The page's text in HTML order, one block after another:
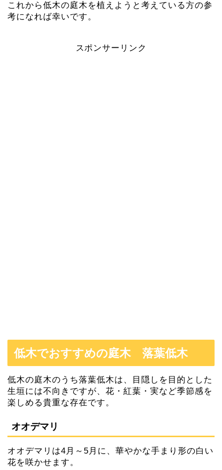
これから低木の庭木を植えようと考えている方の参
考になれば幸いです。
スポンサーリンク
低木でおすすめの庭木 落葉低木
低木の庭木のうち落葉低木は、目隠しを目的とした
生垣には不向きですが、花・紅葉・実など季節感を
楽しめる貴重な存在です。
オオデマリ
オオデマリは4月～5月に、華やかな手まり形の白い
花を咲かせます。